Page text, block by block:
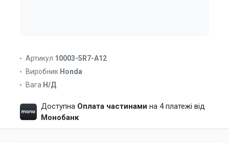
Артикул 10003-5R7-A12
Виробник Honda
Вага Н/Д
Доступна Оплата частинами на 4 платежі від
Монобанк